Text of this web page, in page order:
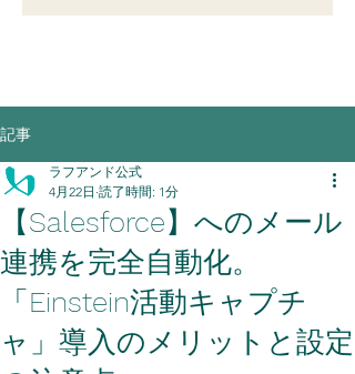
記事
【Salesforce】へのメール
連携を完全自動化。
「Einstein活動キャプチ
ャ」導入のメリットと設定
ラフアンド公式
4月22日 読了時間: 1分